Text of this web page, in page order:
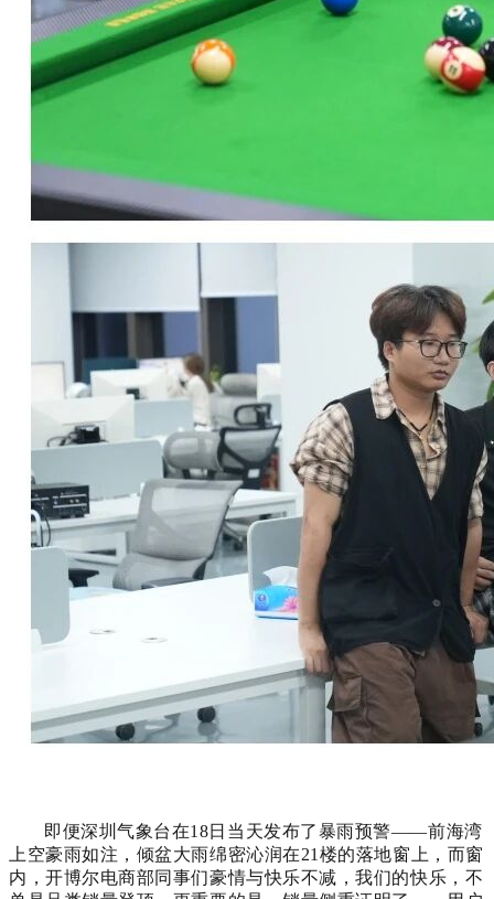
即便深圳气象台在18日当天发布了暴雨预警——前海湾
上空豪雨如注，倾盆大雨绵密沁润在21楼的落地窗上，而窗
内，开博尔电商部同事们豪情与快乐不减，我们的快乐，不